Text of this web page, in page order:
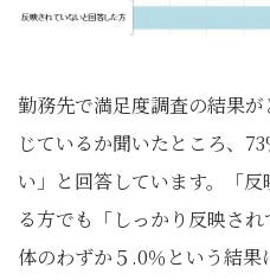
勤務先で満足度調査の結果
じているか聞いたところ、
い」と回答しています。「
る方でも「しっかり反映さ
体のわずか５.0％という結果